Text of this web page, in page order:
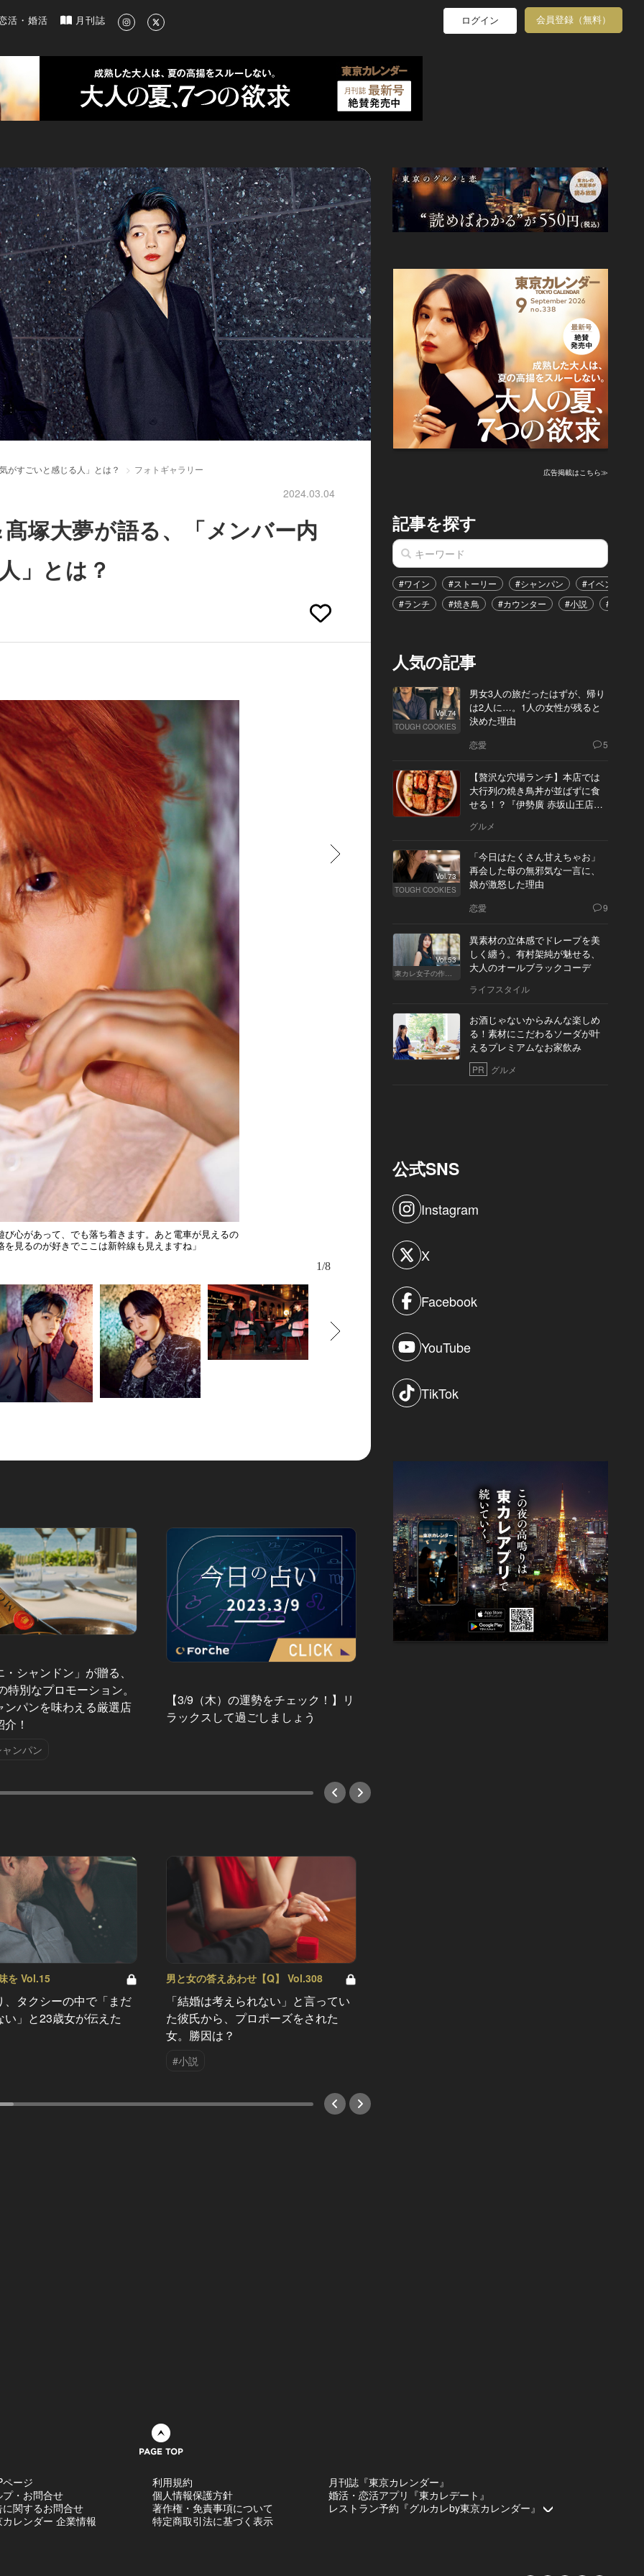
ルメ、洗練されたライフスタイル情報
活・婚活 月刊誌 ログイン 会員登録（無料）
がすごいと感じる人」とは？ フォトギャラリー
2024.03.04
塚大夢が語る、「メンバー内
」とは？
心があって、でも落ち着きます。あと電車が見えるの
見るのが好きでここは新幹線も見えますね」
って「対等なくらい、どちらもよいですね」と平和な答え
1/8
シャンドン」が贈る、
特別なプロモーション。
ンパンを味わえる厳選店
！
ンパン
【3/9（木）の運勢をチェック！】リ
ラックスして過ごしましょう
を Vol.15
、タクシーの中で「まだ
い」と23歳女が伝えた
男と女の答えあわせ【Q】 Vol.308
「結婚は考えられない」と言ってい
た彼氏から、プロポーズをされた
女。勝因は？
#小説
広告掲載はこちら≫
記事を探す
#ワイン #ストーリー #シャンパン #イベント
#ランチ
#焼き鳥 #カウンター #小説 #恋愛
人気の記事
Vol.74
TOUGH COOKIES
男女3人の旅だったはずが、帰り
は2人に…。1人の女性が残ると
決めた理由
恋愛 5
【贅沢な穴場ランチ】本店では
大行列の焼き鳥丼が並ばずに食
せる！？『伊勢廣 赤坂山王店』
グルメ
Vol.73
TOUGH COOKIES
「今日はたくさん甘えちゃお」
再会した母の無邪気な一言に、
娘が激怒した理由
恋愛 9
Vol.53
東カレ女子の作り方
異素材の立体感でドレープを美
しく纏う。有村架純が魅せる、
大人のオールブラックコーデ
ライフスタイル
お酒じゃないからみんな楽しめ
る！素材にこだわるソーダが叶
えるプレミアムなお家飲み
PR グルメ
公式SNS
Instagram
X
Facebook
YouTube
TikTok
ページ
プ・お問合せ
に関するお問合せ
カレンダー 企業情報
利用規約
個人情報保護方針
著作権・免責事項について
特定商取引法に基づく表示
月刊誌『東京カレンダー』
婚活・恋活アプリ『東カレデート』
レストラン予約『グルカレby東京カレンダー』